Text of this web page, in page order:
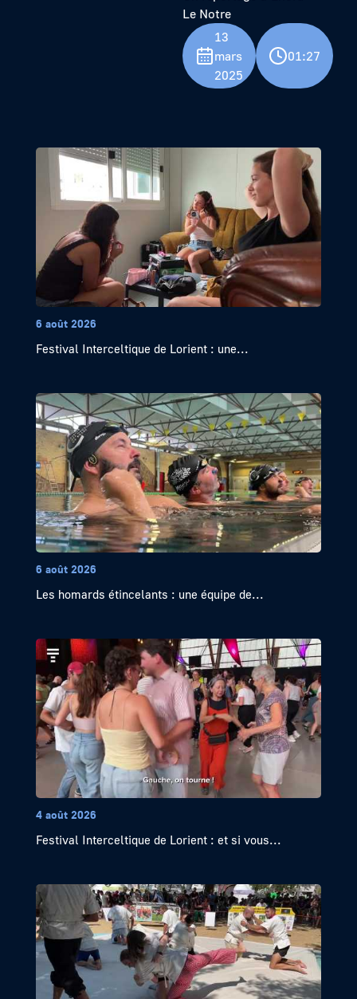
Le Notre
13
mars
2025
01:27
6 août 2026
Festival Interceltique de Lorient : une...
6 août 2026
Les homards étincelants : une équipe de...
4 août 2026
Festival Interceltique de Lorient : et si vous...